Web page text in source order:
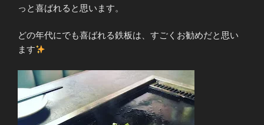
っと喜ばれると思います。
どの年代にでも喜ばれる鉄板は、すごくお勧めだと思い
ます